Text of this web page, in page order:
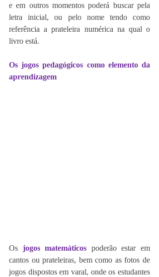
e em outros momentos poderá buscar pela
letra inicial, ou pelo nome tendo como
referência a prateleira numérica na qual o
livro está.
Os jogos pedagógicos como elemento da
aprendizagem
Os jogos matemáticos poderão estar em
cantos ou prateleiras, bem como as fotos de
jogos dispostos em varal, onde os estudantes